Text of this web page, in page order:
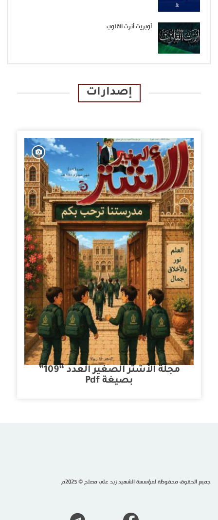
أوبريت أنرت القلوب
إصدارات
مجلة الأشتر الصغير العدد “109”
بصيغة Pdf
جميع الحقوق محفوظة لمؤسسة الشهيد زيد علي مصلح © 2025م